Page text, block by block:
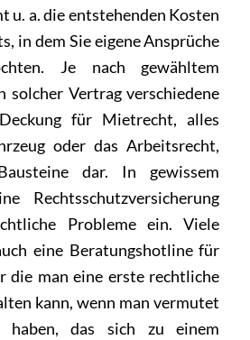
u. a. die entstehenden Kosten
in dem Sie eigene Ansprüche
Je nach gewähltem
solcher Vertrag verschiedene
für Mietrecht, alles
oder das Arbeitsrecht,
dar. In gewissem
Rechtsschutzversicherung
Probleme ein. Viele
eine Beratungshotline für
die man eine erste rechtliche
kann, wenn man vermutet
das sich zu einem